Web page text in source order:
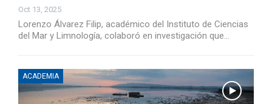
Oct 13, 2025
Lorenzo Álvarez Filip, académico del Instituto de Ciencias
del Mar y Limnología, colaboró en investigación que…
ACADEMIA